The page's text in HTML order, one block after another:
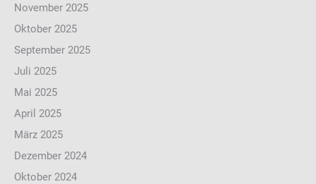
November 2025
Oktober 2025
September 2025
Juli 2025
Mai 2025
April 2025
März 2025
Dezember 2024
Oktober 2024